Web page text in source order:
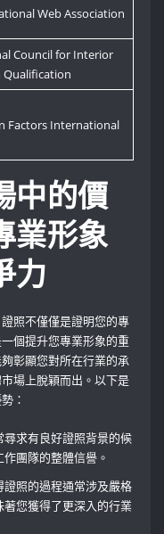
Web Association
Council for Interior
Qualification
Factors International
中的價
業形象
力
照不僅僅是證明您的專
個提升您專業形象的重
彰顯您對所在行業的承
場上脫穎而出。以下是
：
尋求有良好證照背景的候
團隊的整體信譽。
證照的過程通常涉及嚴格
您獲得了更深入的行業